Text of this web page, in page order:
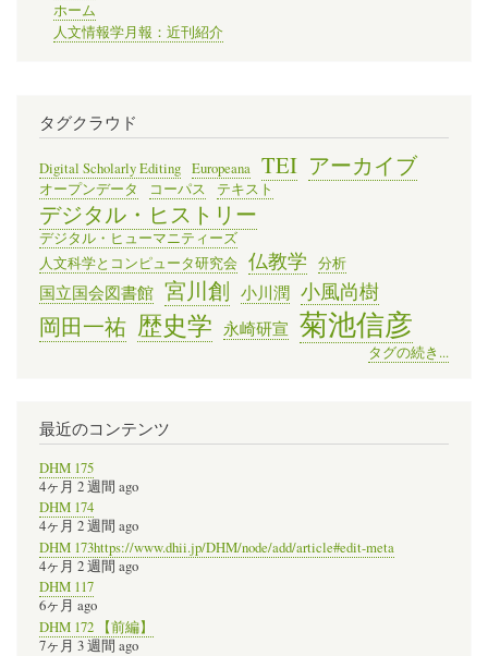
ホーム
人文情報学月報：近刊紹介
タグクラウド
Digital Scholarly Editing Europeana TEI アーカイブ
オープンデータ コーパス テキスト
デジタル・ヒストリー
デジタル・ヒューマニティーズ
人文科学とコンピュータ研究会
仏教学 分析
国立国会図書館 宮川創 小川潤 小風尚樹
岡田一祐 歴史学 永崎研宣 菊池信彦
タグの続き...
最近のコンテンツ
DHM 175
4ヶ月 2 週間 ago
DHM 174
4ヶ月 2 週間 ago
DHM 173https://www.dhii.jp/DHM/node/add/article#edit-meta
4ヶ月 2 週間 ago
DHM 117
6ヶ月 ago
DHM 172 【前編】
7ヶ月 3 週間 ago